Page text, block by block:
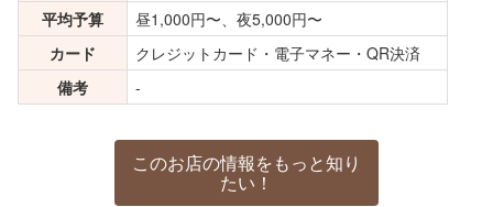
平均予算
昼1,000円〜、夜5,000円〜
カード
クレジットカード・電子マネー・QR決済
備考
-
このお店の情報をもっと知り
たい！